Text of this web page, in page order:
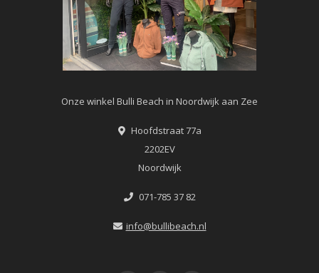
Onze winkel Bulli Beach in Noordwijk aan Zee
Hoofdstraat 77a
2202EV
Noordwijk
071-785 37 82
info@bullibeach.nl